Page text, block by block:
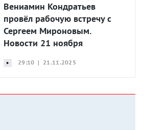
Вениамин Кондратьев
провёл рабочую встречу с
Сергеем Мироновым.
Новости 21 ноября
29:10 | 21.11.2025